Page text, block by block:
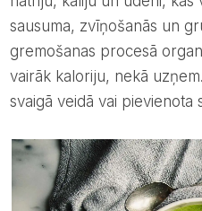
sausuma, zvīņošanās un
gremošanas procesā
vairāk kaloriju, nekā
svaigā veidā vai pievienota